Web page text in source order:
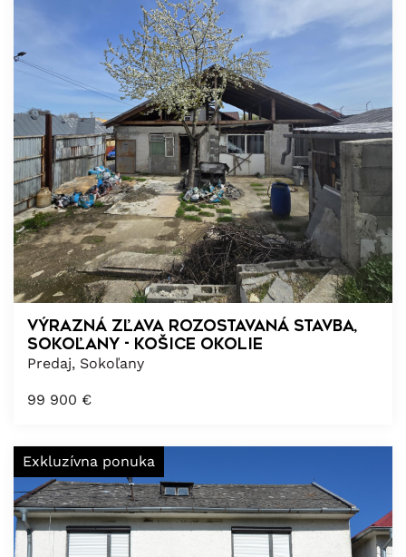
VÝRAZNÁ ZĽAVA rozostavaná stavba,
Sokoľany - Košice okolie
Predaj, Sokoľany
99 900 €
Exkluzívna ponuka